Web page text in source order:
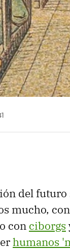
del futuro
mucho,
con ciborgs
humanos